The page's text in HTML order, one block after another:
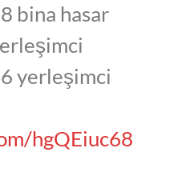
8 bina hasar
yerleşimci
hgQEiuc68